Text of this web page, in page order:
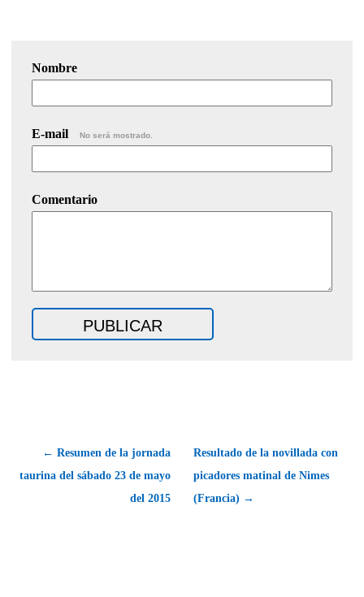
Nombre
E-mail No será mostrado.
Comentario
← Resumen de la jornada
taurina del sábado 23 de mayo
del 2015
Resultado de la novillada con
picadores matinal de Nimes
(Francia) →